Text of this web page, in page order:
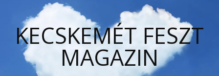
KECSKEMÉT FESZT
MAGAZIN